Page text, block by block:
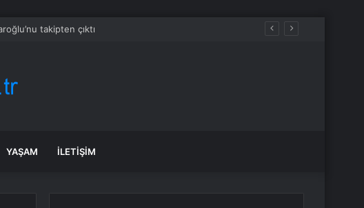
YAŞAM İLETIŞIM